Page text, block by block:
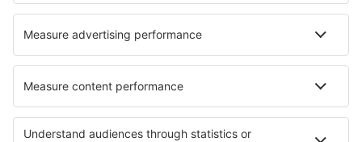
Granadilla de Abona Reina Sofia (TFS)
Valladolid Airport (VLL)
Saragoça Airport (ZAZ)